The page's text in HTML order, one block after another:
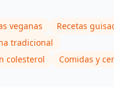
veganas
Recetas
tradicional
colesterol
Comidas y